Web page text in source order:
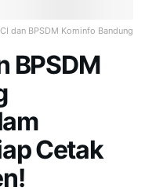
dan BPSDM Kominfo Bandung
BPSDM
Cetak